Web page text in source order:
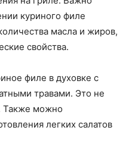
куриного филе
масла и жиров,
свойства.
филе в духовке с
травами. Это не
Также можно
легких салатов